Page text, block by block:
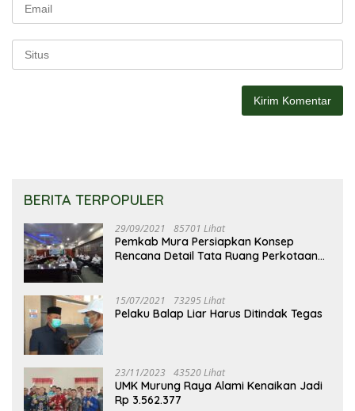
BERITA TERPOPULER
29/09/2021 85701 Lihat
Pemkab Mura Persiapkan Konsep
Rencana Detail Tata Ruang Perkotaan
15/07/2021 73295 Lihat
Pelaku Balap Liar Harus Ditindak Tegas
23/11/2023 43520 Lihat
UMK Murung Raya Alami Kenaikan Jadi
Rp 3.562.377